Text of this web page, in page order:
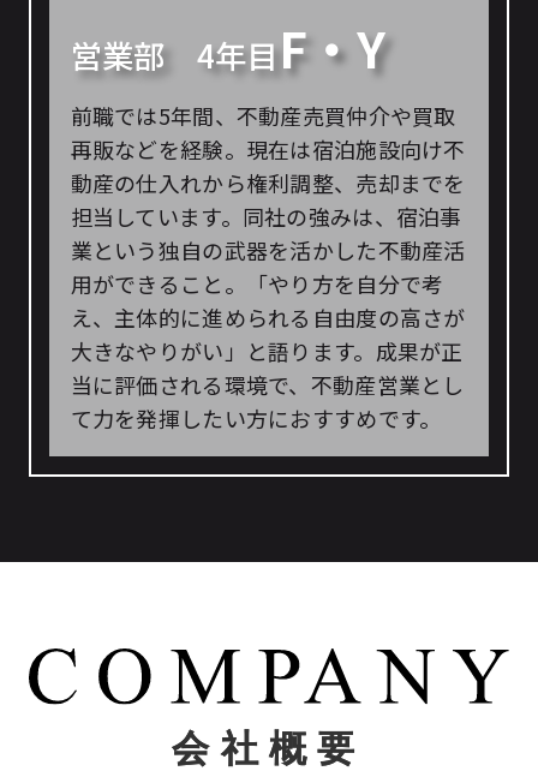
営業部 4年目F・Y
前職では5年間、不動産売買仲介や買取
再販などを経験。現在は宿泊施設向け不
動産の仕入れから権利調整、売却までを
担当しています。同社の強みは、宿泊事
業という独自の武器を活かした不動産活
用ができること。「やり方を自分で考
え、主体的に進められる自由度の高さが
大きなやりがい」と語ります。成果が正
当に評価される環境で、不動産営業とし
て力を発揮したい方におすすめです。
会社概要